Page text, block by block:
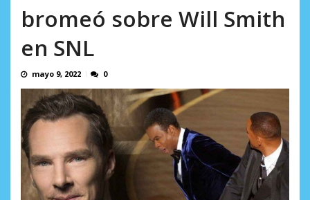
bromeó sobre Will Smith
en SNL
mayo 9, 2022 0